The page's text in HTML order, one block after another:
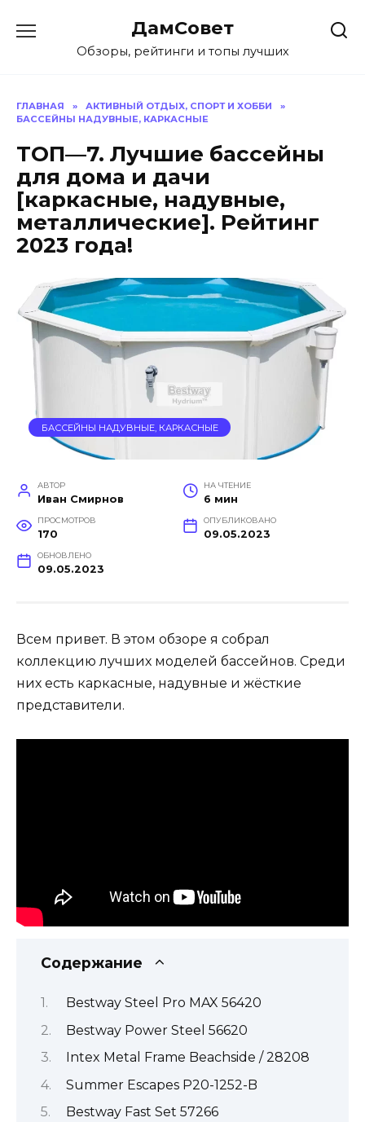
содержанию
ДамСовет
Обзоры, рейтинги и топы лучших
ГЛАВНАЯ » АКТИВНЫЙ ОТДЫХ, СПОРТ И ХОББИ
»
БАССЕЙНЫ НАДУВНЫЕ, КАРКАСНЫЕ
ТОП—7. Лучшие бассейны
для дома и дачи
[каркасные, надувные,
металлические]. Рейтинг
2023 года!
БАССЕЙНЫ НАДУВНЫЕ, КАРКАСНЫЕ
АВТОР
Иван Смирнов
НА ЧТЕНИЕ
6 мин
ПРОСМОТРОВ
170
ОПУБЛИКОВАНО
09.05.2023
ОБНОВЛЕНО
09.05.2023
Всем привет. В этом обзоре я собрал
коллекцию лучших моделей бассейнов. Среди
них есть каркасные, надувные и жёсткие
представители.
Содержание
Bestway Steel Pro MAX 56420
Bestway Power Steel 56620
Intex Metal Frame Beachside / 28208
Summer Escapes P20-1252-B
Bestway Fast Set 57266